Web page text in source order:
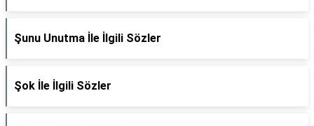
Şunu Unutma İle İlgili Sözler
Şok İle İlgili Sözler